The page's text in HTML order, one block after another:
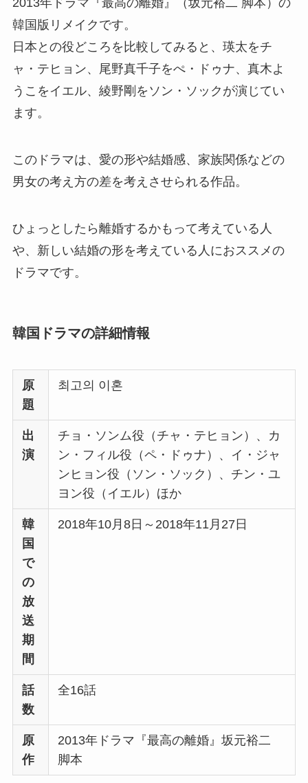
韓国版リメイクです。
日本との役どころを比較してみると、瑛太をチ
ャ・テヒョン、尾野真千子をぺ・ドゥナ、真木よ
うこをイエル、綾野剛をソン・ソックが演じてい
ます。
このドラマは、愛の形や結婚感、家族関係などの
男女の考え方の差を考えさせられる作品。
ひょっとしたら離婚するかもって考えている人
や、新しい結婚の形を考えている人におススメの
ドラマです。
韓国ドラマの詳細情報
原
題
최고의 이혼
出
演
チョ・ソンム役（チャ・テヒョン）、カ
ン・フィル役（ペ・ドゥナ）、イ・ジャ
ンヒョン役（ソン・ソック）、チン・ユ
ヨン役（イエル）ほか
韓
国
で
の
放
送
期
間
2018年10月8日～2018年11月27日
話
数
全16話
原
作
2013年ドラマ『最高の離婚』坂元裕二
脚本